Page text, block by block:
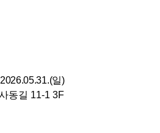
일)
동길 11-1 3F